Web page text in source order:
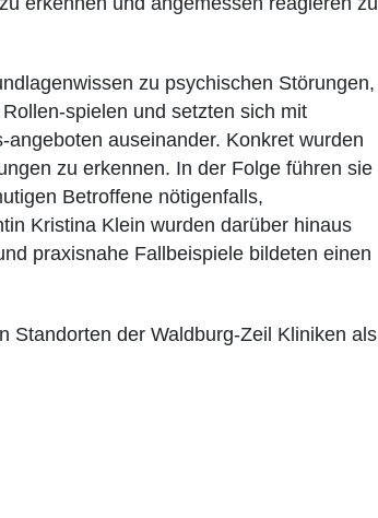
zu psychischen Störungen,
spielen und setzten sich mit
auseinander. Konkret wurden
zu erkennen. In der Folge führen sie
Betroffene nötigenfalls,
Kristina Klein wurden darüber hinaus
praxisnahe Fallbeispiele bildeten einen
Standorten der Waldburg-Zeil Kliniken als